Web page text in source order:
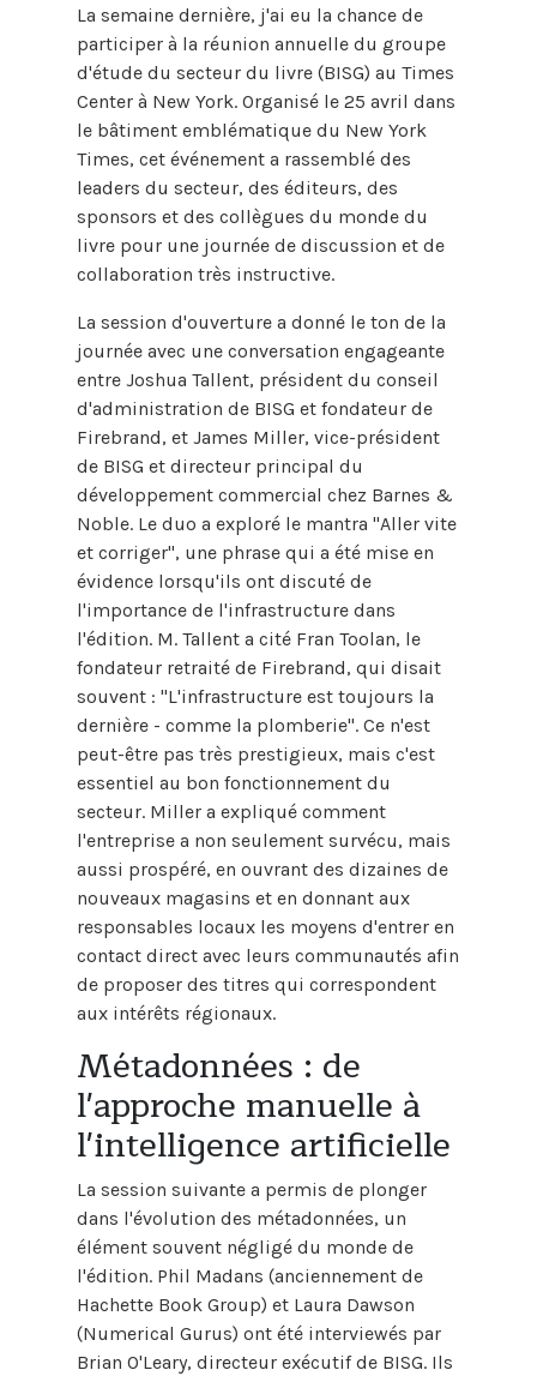
La semaine dernière, j'ai eu la chance de
participer à la réunion annuelle du groupe
d'étude du secteur du livre (BISG) au Times
Center à New York. Organisé le 25 avril dans
le bâtiment emblématique du New York
Times, cet événement a rassemblé des
leaders du secteur, des éditeurs, des
sponsors et des collègues du monde du
livre pour une journée de discussion et de
collaboration très instructive.
La session d'ouverture a donné le ton de la
journée avec une conversation engageante
entre Joshua Tallent, président du conseil
d'administration de BISG et fondateur de
Firebrand, et James Miller, vice-président
de BISG et directeur principal du
développement commercial chez Barnes &
Noble. Le duo a exploré le mantra "Aller vite
et corriger", une phrase qui a été mise en
évidence lorsqu'ils ont discuté de
l'importance de l'infrastructure dans
l'édition. M. Tallent a cité Fran Toolan, le
fondateur retraité de Firebrand, qui disait
souvent : "L'infrastructure est toujours la
dernière - comme la plomberie". Ce n'est
peut-être pas très prestigieux, mais c'est
essentiel au bon fonctionnement du
secteur. Miller a expliqué comment
l'entreprise a non seulement survécu, mais
aussi prospéré, en ouvrant des dizaines de
nouveaux magasins et en donnant aux
responsables locaux les moyens d'entrer en
contact direct avec leurs communautés afin
de proposer des titres qui correspondent
aux intérêts régionaux.
Métadonnées : de
l'approche manuelle à
l'intelligence artificielle
La session suivante a permis de plonger
dans l'évolution des métadonnées, un
élément souvent négligé du monde de
l'édition. Phil Madans (anciennement de
Hachette Book Group) et Laura Dawson
(Numerical Gurus) ont été interviewés par
Brian O'Leary, directeur exécutif de BISG. Ils